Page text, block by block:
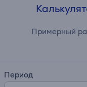
Примерный
Период